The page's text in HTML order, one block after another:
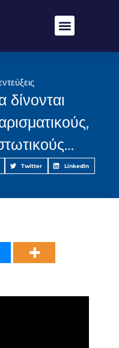
δίνονται
Twitter LinkedIn